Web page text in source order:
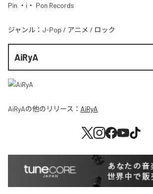
Pin ・i・ Pon Records
ジャンル： J-Pop / アニメ / ロック
AiRyA
AiRyAの他のリリース： AiRyA